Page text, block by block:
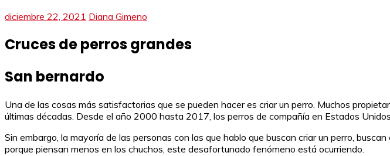
diciembre 22, 2021 Diana Gimeno
Cruces de perros grandes
San bernardo
Una de las cosas más satisfactorias que se pueden hacer es criar un perro. Muchos
últimas décadas. Desde el año 2000 hasta 2017, los perros de compañía en Estados
Sin embargo, la mayoría de las personas con las que hablo que buscan criar un perro,
porque piensan menos en los chuchos, este desafortunado fenómeno está ocurriendo.